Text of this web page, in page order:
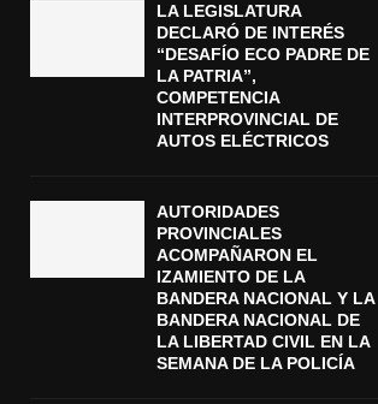
LA LEGISLATURA
DECLARÓ DE INTERÉS
“DESAFÍO ECO PADRE DE
LA PATRIA”,
COMPETENCIA
INTERPROVINCIAL DE
AUTOS ELÉCTRICOS
AUTORIDADES
PROVINCIALES
ACOMPAÑARON EL
IZAMIENTO DE LA
BANDERA NACIONAL Y LA
BANDERA NACIONAL DE
LA LIBERTAD CIVIL EN LA
SEMANA DE LA POLICÍA